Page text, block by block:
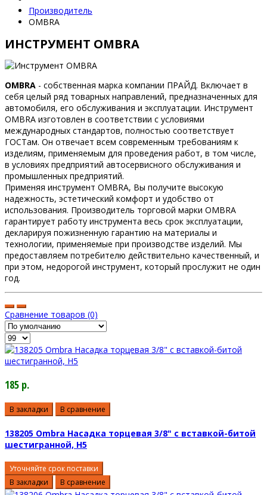
Производитель
OMBRA
ИНСТРУМЕНТ OMBRA
OMBRA - собственная марка компании ПРАЙД. Включает в
себя целый ряд товарных направлений, предназначенных для
автомобиля, его обслуживания и эксплуатации. Инструмент
OMBRA изготовлен в соответствии с условиями
международных стандартов, полностью соответствует
ГОСТам. Он отвечает всем современным требованиям к
изделиям, применяемым для проведения работ, в том числе,
в условиях предприятий автосервисного обслуживания и
промышленных предприятий.
Применяя инструмент OMBRA, Вы получите высокую
надежность, эстетический комфорт и удобство от
использования. Производитель торговой марки OMBRA
гарантирует работу инструмента весь срок эксплуатации,
декларируя пожизненную гарантию на материалы и
технологии, применяемые при производстве изделий. Мы
предоставляем потребителю действительно качественный, и
при этом, недорогой инструмент, который прослужит не один
год.
Сравнение товаров (0)
185 р.
В закладки В сравнение
138205 Ombra Насадка торцевая 3/8" с вставкой-битой
шестигранной, H5
Уточняйте срок поставки
В закладки
В сравнение